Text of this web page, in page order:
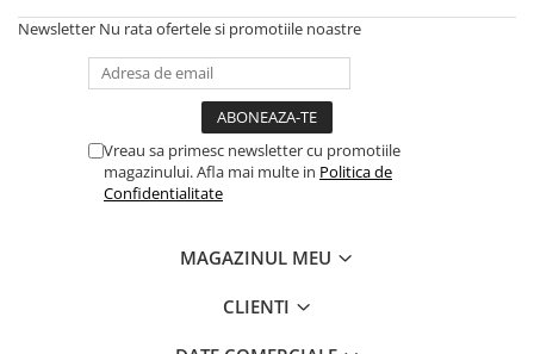
Cabluri si conectori
Cabluri audio
Cabluri de instrumente
Cabluri de microfon
Cabluri DMX
Cabluri MIDI si audio digitale
Newsletter Nu rata ofertele si promotiile noastre
Vreau sa primesc newsletter cu promotiile
magazinului. Afla mai multe in Politica de
Confidentialitate
MAGAZINUL MEU
CLIENTI